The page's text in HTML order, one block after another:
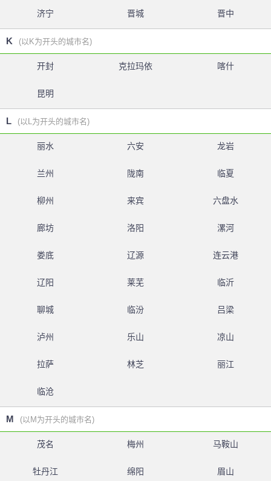
济宁 晋城 晋中
K (以K为开头的城市名)
开封 克拉玛依 喀什
昆明
L (以L为开头的城市名)
丽水 六安 龙岩
兰州 陇南 临夏
柳州 来宾 六盘水
廊坊 洛阳 漯河
娄底 辽源 连云港
辽阳 莱芜 临沂
聊城 临汾 吕梁
泸州 乐山 凉山
拉萨 林芝 丽江
临沧
M (以M为开头的城市名)
茂名 梅州 马鞍山
牡丹江 绵阳 眉山